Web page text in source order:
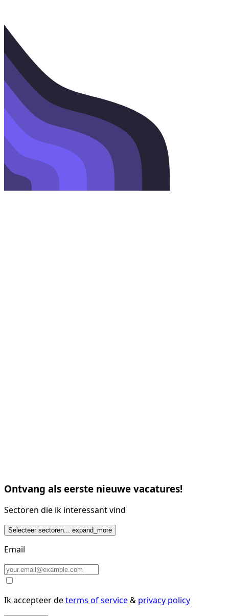
Ontvang als eerste nieuwe vacatures!
Sectoren die ik interessant vind
Selecteer sectoren... expand_more
Email
Ik accepteer determs of service& privacy policy